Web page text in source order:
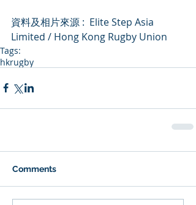
資料及相片來源 :  Elite Step Asia
Limited / Hong Kong Rugby Union
Tags:
hkrugby
Comments